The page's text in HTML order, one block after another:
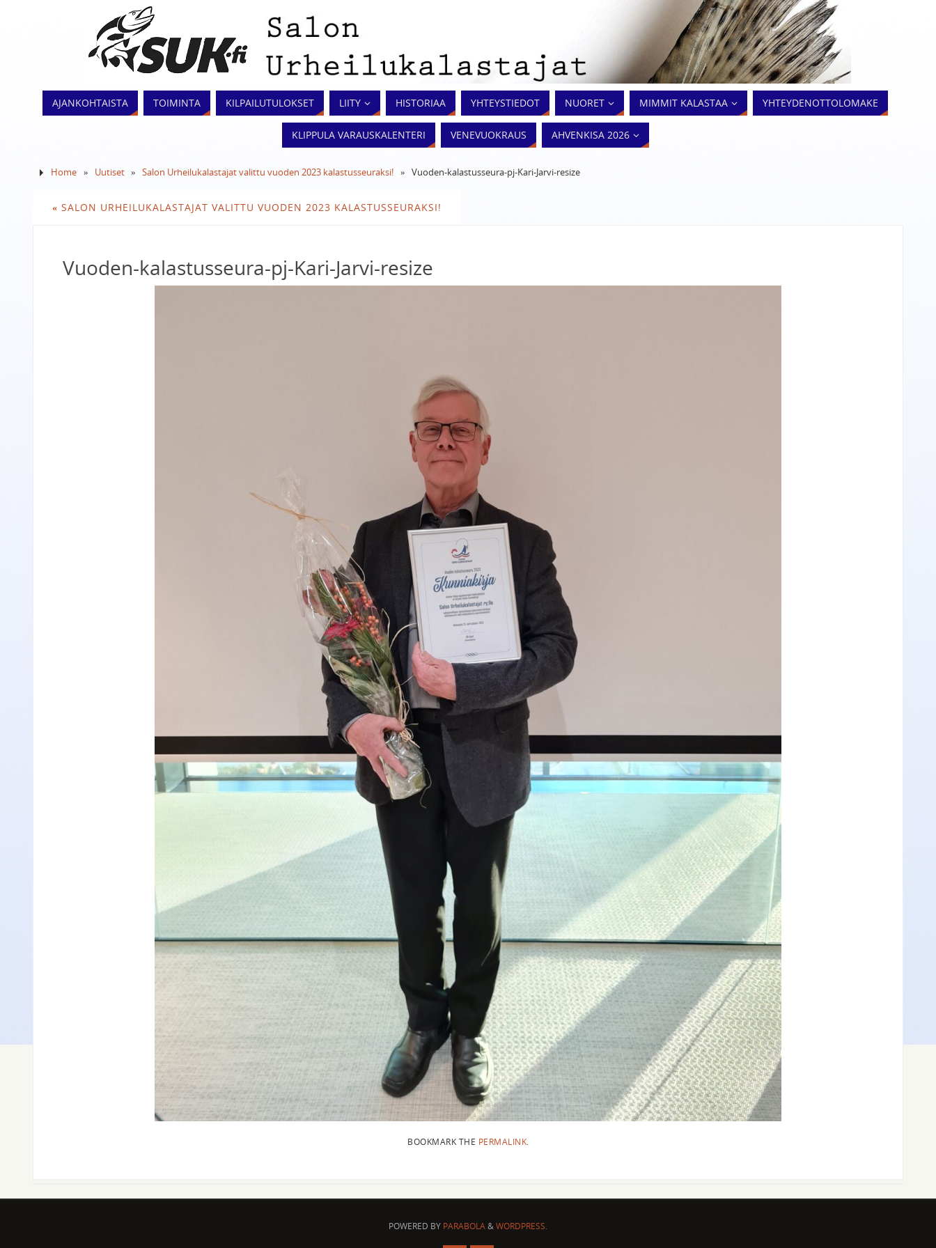
AJANKOHTAISTA TOIMINTA KILPAILUTULOKSET LIITY HISTORIAA YHTEYSTIEDOT NUORET MIMMIT KALASTAA YHTEYDENOTTOLOMAKE
KLIPPULA VARAUSKALENTERI VENEVUOKRAUS ‎‎AHVENKISA 2026
Home » Uutiset » Salon Urheilukalastajat valittu vuoden 2023 kalastusseuraksi! » Vuoden-kalastusseura-pj-Kari-Jarvi-resize
« SALON URHEILUKALASTAJAT VALITTU VUODEN 2023 KALASTUSSEURAKSI!
Vuoden-kalastusseura-pj-Kari-Jarvi-resize
BOOKMARK THE PERMALINK
POWERED BY PARABOLA&WORDPRESS.